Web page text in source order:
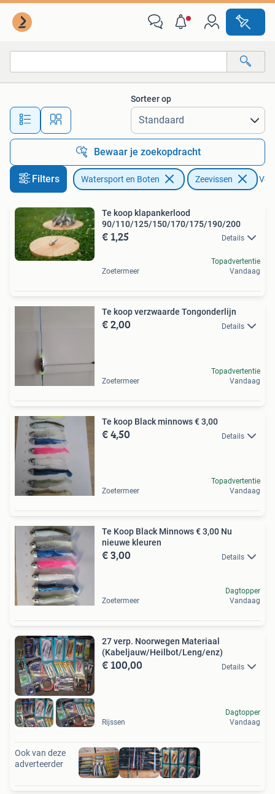
Alle afstanden…
Sorteer op
Bewaar je zoekopdracht
Filters Watersport en Boten Zeevissen
Te koop klapankerlood
90/110/125/150/170/175/190/200
€ 1,25 Details
Zoetermeer
Topadvertentie
Vandaag
Te koop verzwaarde Tongonderlijn
€ 2,00 Details
Zoetermeer
Topadvertentie
Vandaag
Te koop Black minnows € 3,00
€ 4,50 Details
Zoetermeer
Topadvertentie
Vandaag
Te Koop Black Minnows € 3,00 Nu
nieuwe kleuren
€ 3,00 Details
Zoetermeer
Dagtopper
Vandaag
27 verp. Noorwegen Materiaal
(Kabeljauw/Heilbot/Leng/enz)
€ 100,00 Details
Rijssen
Dagtopper
Vandaag
Ook van deze
adverteerder